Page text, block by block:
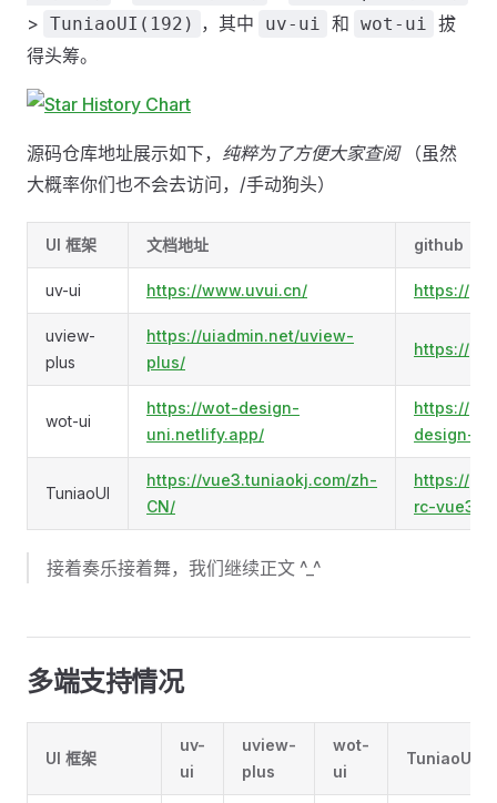
> TuniaoUI(192) ，其中 uv-ui 和 wot-ui 拔
得头筹。
源码仓库地址展示如下， 纯粹为了方便大家查阅（虽然
大概率你们也不会去访问，/手动狗头）
UI 框架 文档地址 github
uv-ui https://www.uvui.cn/ https://
uview-
plus
https://uiadmin.net/uview-
plus/
https://
wot-ui
https://wot-design-
uni.netlify.app/
https://
design-
TuniaoUI
https://vue3.tuniaokj.com/zh-
CN/
https://
rc-vue3-
接着奏乐接着舞，我们继续正文 ^_^
多端支持情况
UI 框架
uv-
ui
uview-
plus
wot-
ui
TuniaoUI